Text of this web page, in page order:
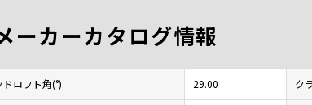
ーカーカタログ情報
ドロフト角(°) 29.00 ク